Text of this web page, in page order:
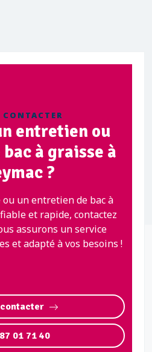
entretien ou
à graisse à
?
un entretien de bac à
et rapide, contactez
assurons un service
et adapté à vos besoins !
01 71 40